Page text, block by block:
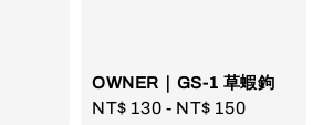
OWNER｜GS-1 草蝦鉤
Regular
NT$ 130 - NT$ 150